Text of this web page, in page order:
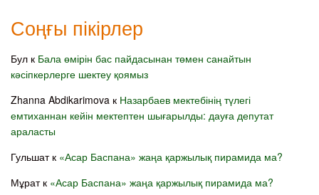
Соңғы пікірлер
Бул к Бала өмірін бас пайдасынан төмен санайтын
кәсіпкерлерге шектеу қоямыз
Zhanna Abdikarimova к Назарбаев мектебінің түлегі
емтиханнан кейін мектептен шығарылды: дауға депутат
араласты
Гульшатк «Асар Баспана» жаңа қаржылық пирамида ма?
Мұратк «Асар Баспана» жаңа қаржылық пирамида ма?